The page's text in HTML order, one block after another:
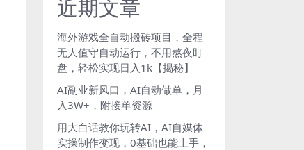
近期文章
海外游戏全自动搬砖项目，全程
无人值守自动运行，不用熬夜盯
盘，轻松实现日入1k【揭秘】
AI副业新风口，AI自动做单，月
入3W+，附接单资源
用大白话教你玩转AI，AI自媒体
实操制作变现，0基础也能上手，